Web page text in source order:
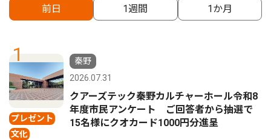
前日 1週間 1か月
1
プレゼント
文化
秦野
2026.07.31
クアーズテック秦野カルチャーホール令和8
年度市民アンケート ご回答者から抽選で
15名様にクオカード1000円分進呈